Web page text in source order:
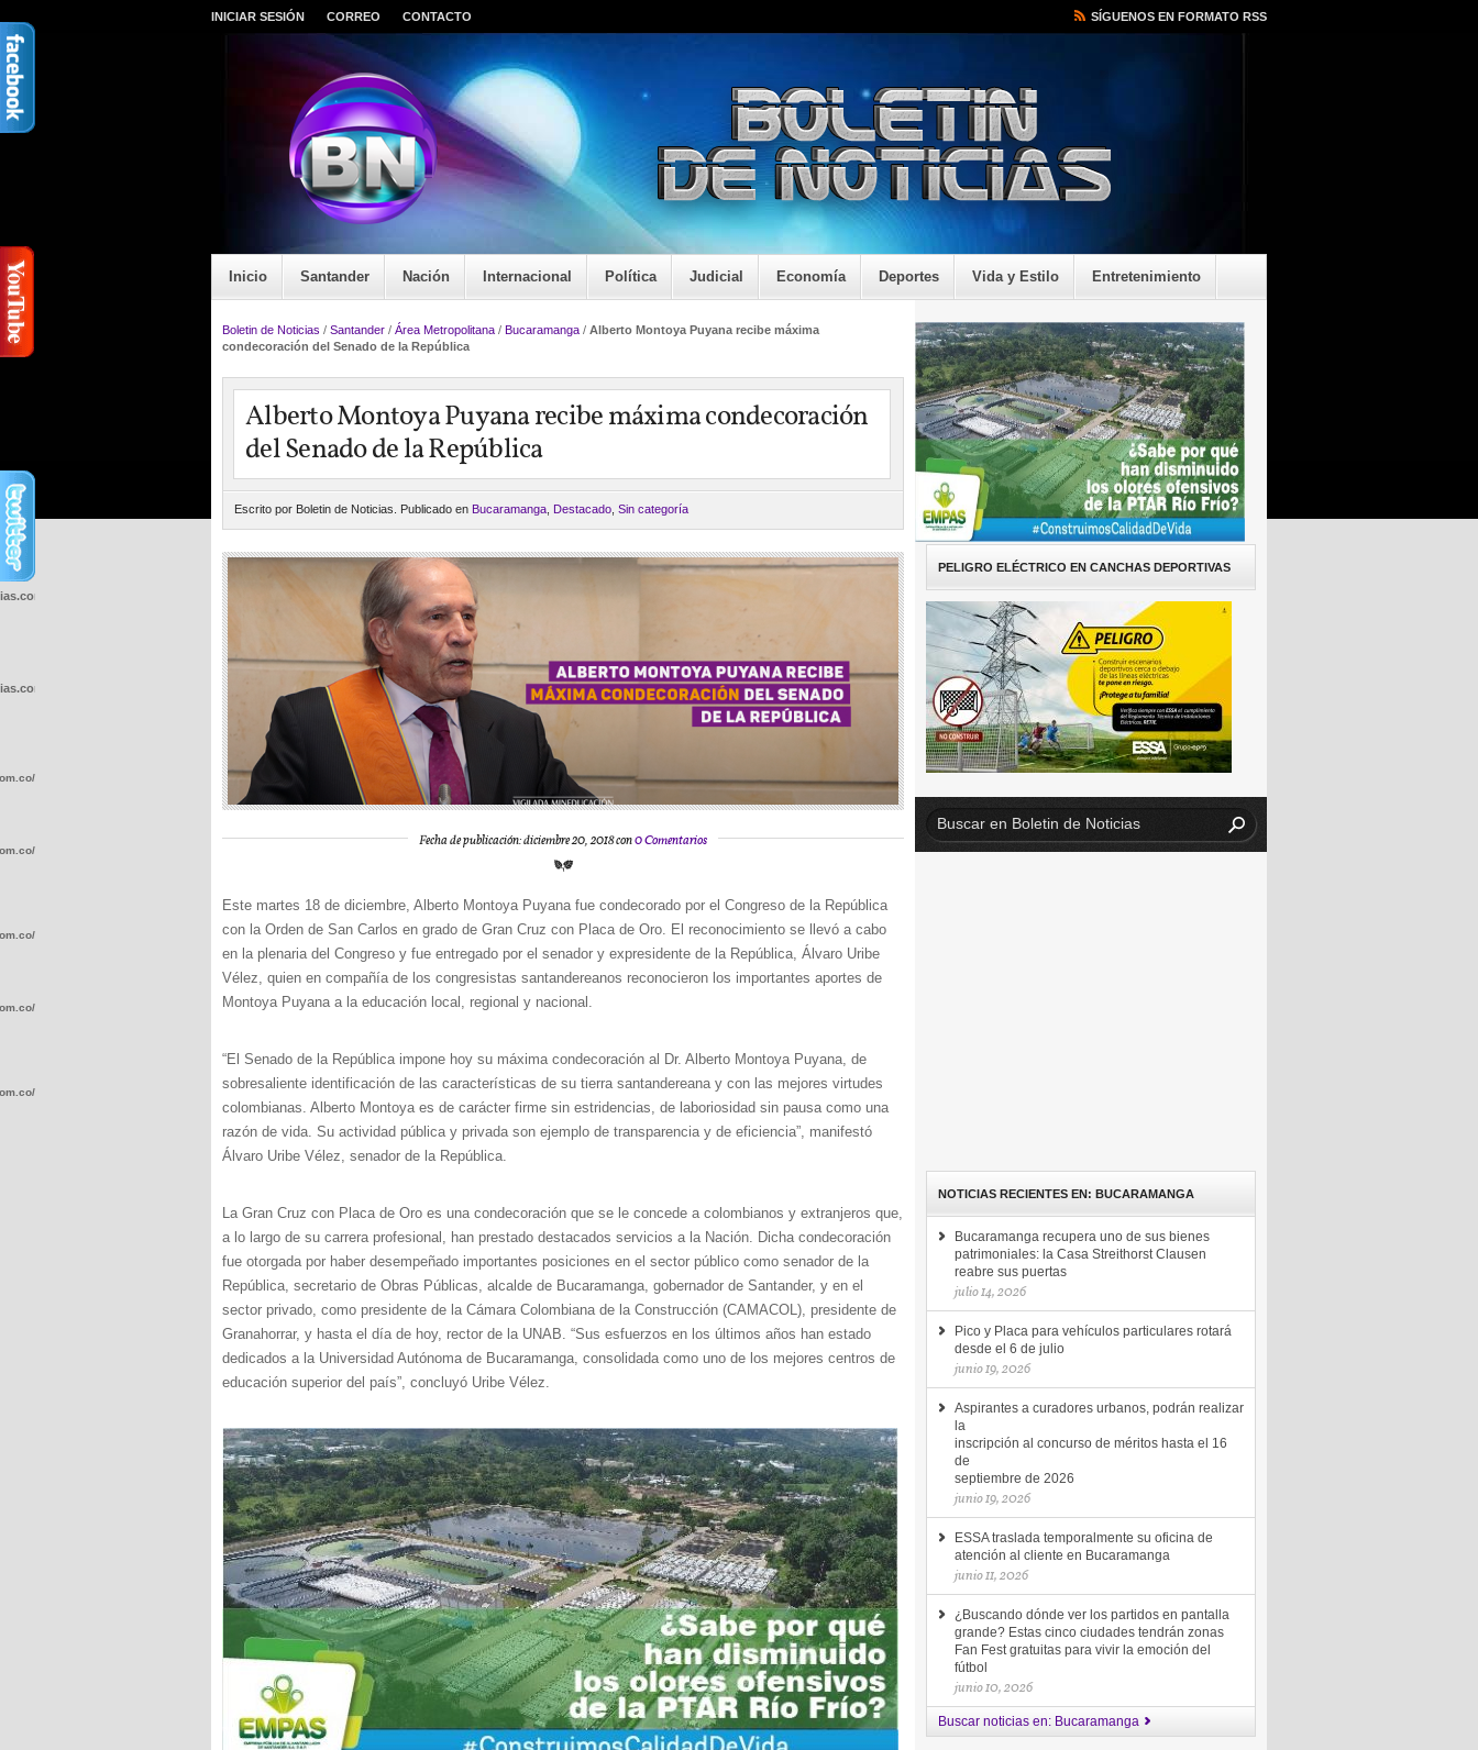
INICIAR SESIÓN CORREO CONTACTO SÍGUENOS EN FORMATO RSS
Inicio Santander Nación Internacional Política Judicial Economía Deportes Vida y Estilo Entretenimiento
Boletin de Noticias / Santander / Área Metropolitana / Bucaramanga / Alberto Montoya Puyana recibe máxima
condecoración del Senado de la República
Alberto Montoya Puyana recibe máxima condecoración
del Senado de la República
Escrito por Boletin de Noticias. Publicado en Bucaramanga Destacado Sin categoría
Fecha de publicación: diciembre 20, 2018 con0 Comentarios
Este martes 18 de diciembre, Alberto Montoya Puyana fue condecorado por el Congreso de la República
con la Orden de San Carlos en grado de Gran Cruz con Placa de Oro. El reconocimiento se llevó a cabo
en la plenaria del Congreso y fue entregado por el senador y expresidente de la República, Álvaro Uribe
Vélez, quien en compañía de los congresistas santandereanos reconocieron los importantes aportes de
Montoya Puyana a la educación local, regional y nacional.
“El Senado de la República impone hoy su máxima condecoración al Dr. Alberto Montoya Puyana, de
sobresaliente identificación de las características de su tierra santandereana y con las mejores virtudes
colombianas. Alberto Montoya es de carácter firme sin estridencias, de laboriosidad sin pausa como una
razón de vida. Su actividad pública y privada son ejemplo de transparencia y de eficiencia”, manifestó
Álvaro Uribe Vélez, senador de la República.
La Gran Cruz con Placa de Oro es una condecoración que se le concede a colombianos y extranjeros que,
a lo largo de su carrera profesional, han prestado destacados servicios a la Nación. Dicha condecoración
fue otorgada por haber desempeñado importantes posiciones en el sector público como senador de la
República, secretario de Obras Públicas, alcalde de Bucaramanga, gobernador de Santander, y en el
sector privado, como presidente de la Cámara Colombiana de la Construcción (CAMACOL), presidente de
Granahorrar, y hasta el día de hoy, rector de la UNAB. “Sus esfuerzos en los últimos años han estado
dedicados a la Universidad Autónoma de Bucaramanga, consolidada como uno de los mejores centros de
educación superior del país”, concluyó Uribe Vélez.
PELIGRO ELÉCTRICO EN CANCHAS DEPORTIVAS
NOTICIAS RECIENTES EN: BUCARAMANGA
Bucaramanga recupera uno de sus bienes
patrimoniales: la Casa Streithorst Clausen
reabre sus puertas
julio 14, 2026
Pico y Placa para vehículos particulares rotará
desde el 6 de julio
junio 19, 2026
Aspirantes a curadores urbanos, podrán realizar
la
inscripción al concurso de méritos hasta el 16
de
septiembre de 2026
junio 19, 2026
ESSA traslada temporalmente su oficina de
atención al cliente en Bucaramanga
junio 11, 2026
¿Buscando dónde ver los partidos en pantalla
grande? Estas cinco ciudades tendrán zonas
Fan Fest gratuitas para vivir la emoción del
fútbol
junio 10, 2026
Buscar noticias en: Bucaramanga
wp-
wp-
wp-
wp-
wp-
wp-
wp-